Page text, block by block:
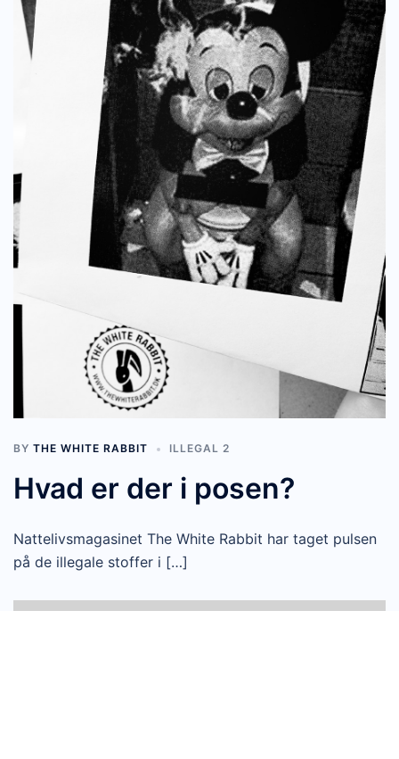
BY THE WHITE RABBIT ILLEGAL 2
Hvad er der i posen?
Nattelivsmagasinet The White Rabbit har taget pulsen
på de illegale stoffer i […]